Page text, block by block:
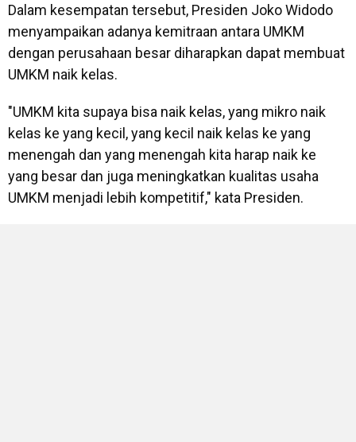
Dalam kesempatan tersebut, Presiden Joko Widodo
menyampaikan adanya kemitraan antara UMKM
dengan perusahaan besar diharapkan dapat membuat
UMKM naik kelas.
"UMKM kita supaya bisa naik kelas, yang mikro naik
kelas ke yang kecil, yang kecil naik kelas ke yang
menengah dan yang menengah kita harap naik ke
yang besar dan juga meningkatkan kualitas usaha
UMKM menjadi lebih kompetitif," kata Presiden.